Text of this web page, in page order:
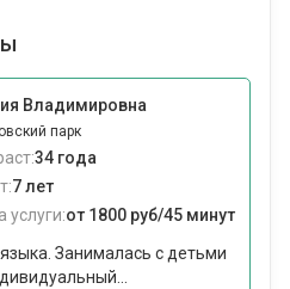
Владимировна
парк
34 года
7 лет
услуги:от 1800 руб/45 минут
Занималась с детьми